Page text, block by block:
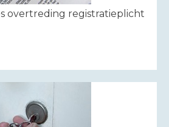
overtreding registratieplicht